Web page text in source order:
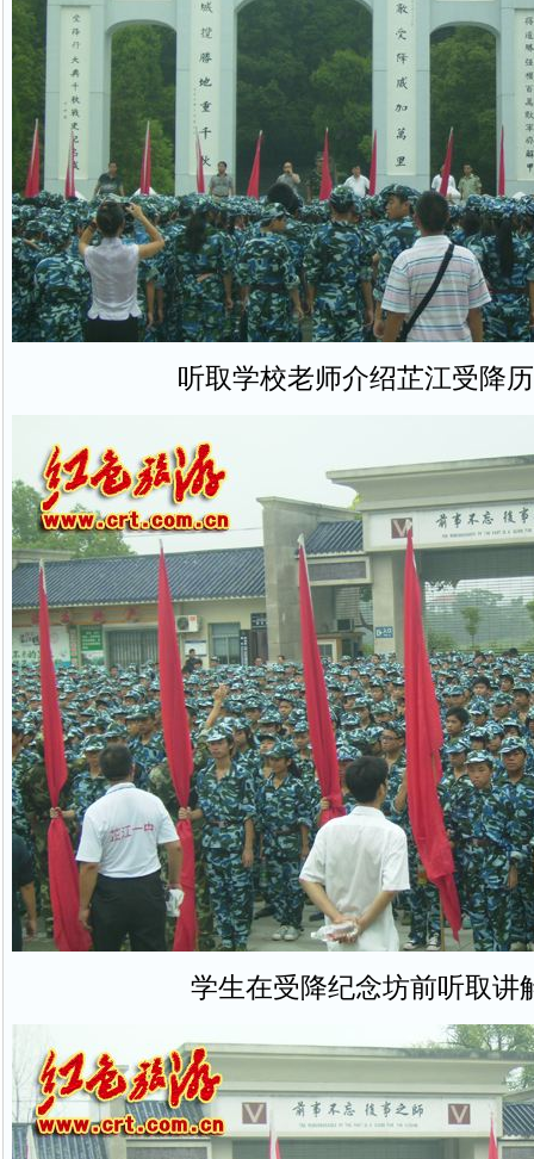
听取学校老师介绍芷江受降
学生在受降纪念坊前听取讲